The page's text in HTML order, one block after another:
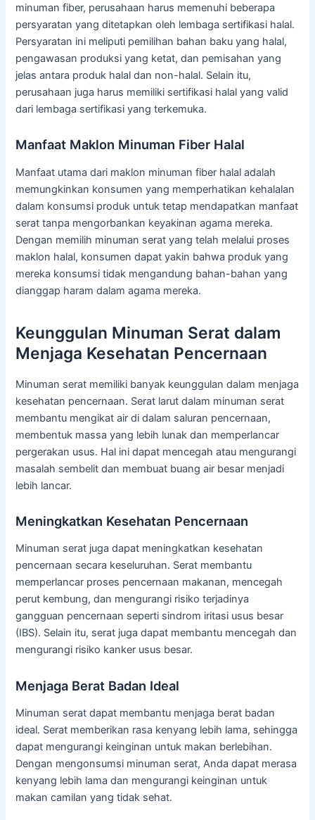
minuman fiber, perusahaan harus memenuhi beberapa
persyaratan yang ditetapkan oleh lembaga sertifikasi halal.
Persyaratan ini meliputi pemilihan bahan baku yang halal,
pengawasan produksi yang ketat, dan pemisahan yang
jelas antara produk halal dan non-halal. Selain itu,
perusahaan juga harus memiliki sertifikasi halal yang valid
dari lembaga sertifikasi yang terkemuka.
Manfaat Maklon Minuman Fiber Halal
Manfaat utama dari maklon minuman fiber halal adalah
memungkinkan konsumen yang memperhatikan kehalalan
dalam konsumsi produk untuk tetap mendapatkan manfaat
serat tanpa mengorbankan keyakinan agama mereka.
Dengan memilih minuman serat yang telah melalui proses
maklon halal, konsumen dapat yakin bahwa produk yang
mereka konsumsi tidak mengandung bahan-bahan yang
dianggap haram dalam agama mereka.
Keunggulan Minuman Serat dalam
Menjaga Kesehatan Pencernaan
Minuman serat memiliki banyak keunggulan dalam menjaga
kesehatan pencernaan. Serat larut dalam minuman serat
membantu mengikat air di dalam saluran pencernaan,
membentuk massa yang lebih lunak dan memperlancar
pergerakan usus. Hal ini dapat mencegah atau mengurangi
masalah sembelit dan membuat buang air besar menjadi
lebih lancar.
Meningkatkan Kesehatan Pencernaan
Minuman serat juga dapat meningkatkan kesehatan
pencernaan secara keseluruhan. Serat membantu
memperlancar proses pencernaan makanan, mencegah
perut kembung, dan mengurangi risiko terjadinya
gangguan pencernaan seperti sindrom iritasi usus besar
(IBS). Selain itu, serat juga dapat membantu mencegah dan
mengurangi risiko kanker usus besar.
Menjaga Berat Badan Ideal
Minuman serat dapat membantu menjaga berat badan
ideal. Serat memberikan rasa kenyang lebih lama, sehingga
dapat mengurangi keinginan untuk makan berlebihan.
Dengan mengonsumsi minuman serat, Anda dapat merasa
kenyang lebih lama dan mengurangi keinginan untuk
makan camilan yang tidak sehat.